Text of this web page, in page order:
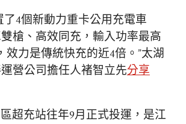
了4個新動力重卡公用充電車
槍、高效同充，輸入功率最高
效力是傳統快充的近4倍。”太湖
營公司擔任人褚智立先分享
超充站往年9月正式投運，是江